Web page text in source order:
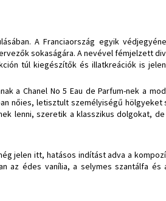
A Franciaország egyik
sokaságára. A nevével fémjelzett
túl kiegészítők és illatkreációk is
a Chanel No 5 Eau de Parfum-nek a
nőies, letisztult személyiségű hölgyeket
lenni, szeretik a klasszikus dolgokat,
jelen itt, hatásos indítást adva a
az édes vanília, a selymes szantálfa és